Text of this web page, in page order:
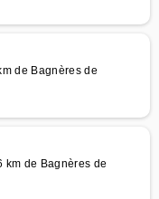
de Bagnères de
km de Bagnères de